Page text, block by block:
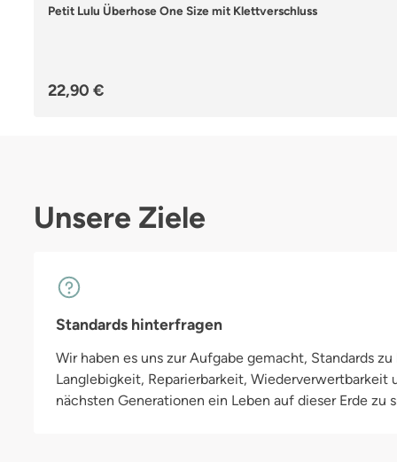
Durchschnittliche Bewertung von 4.67 von 5 Sternen
Petit Lulu Überhose One Size mit Klettverschluss
Regulärer Preis:
22,90 €
Unsere Ziele
Standards hinterfragen
Wir haben es uns zur Aufgabe gemacht, Standards
Langlebigkeit, Reparierbarkeit,
nächsten Generationen ein Leben auf dieser Erde zu